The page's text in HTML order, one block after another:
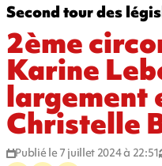
Second tour des
2ème
Karine
largement
Christelle
Publié le 7 juillet 2024 à 22:51